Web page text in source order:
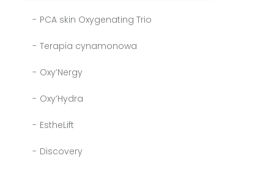
PCA skin Oxygenating Trio
Terapia cynamonowa
Oxy’Nergy
Oxy’Hydra
EstheLift
Discovery